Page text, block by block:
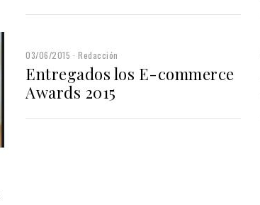
03/06/2015 Redacción
Entregados los E-commerce
Awards 2015